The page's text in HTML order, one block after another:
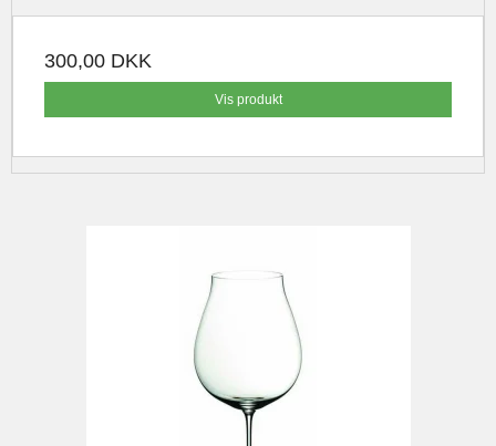
300,00 DKK
Vis produkt